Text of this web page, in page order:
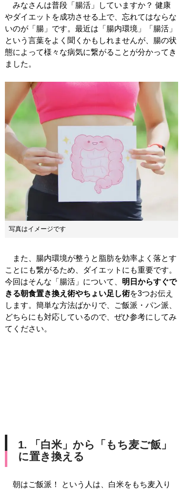
みなさんは普段「腸活」していますか？ 健康
やダイエットを成功させる上で、忘れてはならな
いのが「腸」です。最近は「腸内環境」「腸活」
という言葉をよく聞くかもしれませんが、腸の状
態によって様々な病気に繋がることが分かってき
ました。
写真はイメージです
また、腸内環境が整うと脂肪を効率よく落とす
ことにも繋がるため、ダイエットにも重要です。
今回はそんな「腸活」について、 明日からすぐで
きる朝食置き換え術やちょい足し術を3つお伝え
します。簡単な方法ばかりで、ご飯派・パン派、
どちらにも対応しているので、ぜひ参考にしてみ
てください。
1. 「白米」から「もち麦ご飯」
に置き換える
朝はご飯派！ という人は、白米をもち麦入り